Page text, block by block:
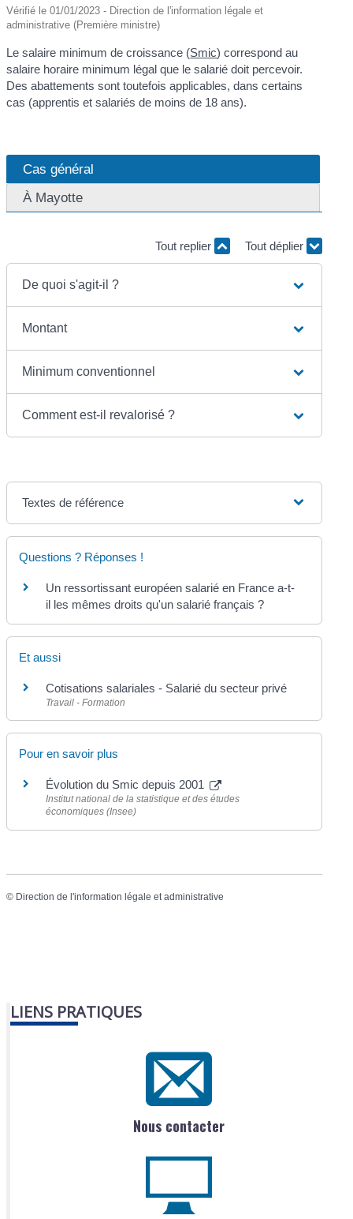
Vérifié le 01/01/2023 - Direction de l'information légale et
administrative (Première ministre)
Le salaire minimum de croissance (Smic) correspond au
salaire horaire minimum légal que le salarié doit percevoir.
Des abattements sont toutefois applicables, dans certains
cas (apprentis et salariés de moins de 18 ans).
Cas général
À Mayotte
Tout replier Tout déplier
De quoi s'agit-il ?
Montant
Minimum conventionnel
Comment est-il revalorisé ?
Textes de référence
Questions ? Réponses !
Un ressortissant européen salarié en France a-t-
il les mêmes droits qu'un salarié français ?
Et aussi
Cotisations salariales - Salarié du secteur privé
Travail - Formation
Pour en savoir plus
Évolution du Smic depuis 2001
Institut national de la statistique et des études
économiques (Insee)
© Direction de l'information légale et administrative
LIENS PRATIQUES
Nous contacter